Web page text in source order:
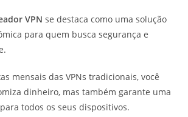
VPN se destaca como uma solução
para quem busca segurança e
mensais das VPNs tradicionais, você
dinheiro, mas também garante uma
todos os seus dispositivos.